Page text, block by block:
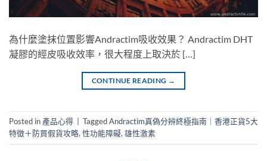
為什麼塗抹位置影響Andractim吸收效果？ Andractim DHT
凝膠的經皮吸收效率，很大程度上取決於 […]
CONTINUE READING →
Posted in 產品心得 TaggedAndractim真偽分辨終極指南｜香港正貨5大
特徵＋防買假貨攻略,性功能障礙,雄性激素